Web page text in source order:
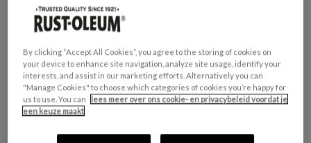
GESCHIKT VOOR: Vloertegels
KLEURGROEP: Roze
KLEURCOLLECTIE:
Mat
By clicking “Accept All Cookies”, you agree to the storing of cookies on
your device to enhance site navigation, analyze site usage, identify your
interests, and assist in our marketing efforts. Alternatively you can
"Manage Cookies" to choose which categories of cookies you’re happy for
us to use. You can
lees meer over ons cookie- en privacybeleid voordat je
een keuze maakt